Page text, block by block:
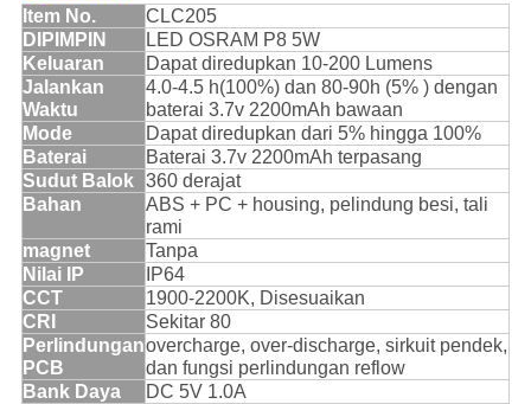
Item No.
CLC205
DIPIMPIN
LED OSRAM P8 5W
Keluaran
Dapat diredupkan 10-200 Lumens
Jalankan
Waktu
4.0-4.5 h(100%) dan 80-90h (5% ) dengan
baterai 3.7v 2200mAh bawaan
Mode
Dapat diredupkan dari 5% hingga 100%
Baterai
Baterai 3.7v 2200mAh terpasang
Sudut Balok 360 derajat
Bahan
ABS + PC + housing, pelindung besi, tali
rami
magnet
Tanpa
Nilai IP
IP64
CCT
1900-2200K, Disesuaikan
CRI
Sekitar 80
Perlindungan
PCB
overcharge, over-discharge, sirkuit pendek,
dan fungsi perlindungan reflow
Bank Daya
DC 5V 1.0A